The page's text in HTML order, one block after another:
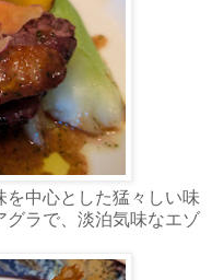
を中心とした猛々しい味
グラで、淡泊気味なエゾ